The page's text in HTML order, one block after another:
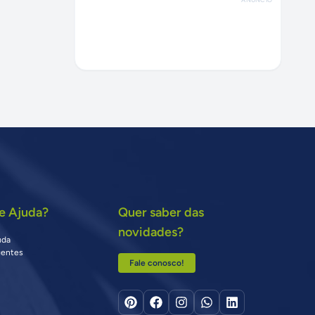
Ajuda?
Quer saber das
novidades?
Fale conosco!